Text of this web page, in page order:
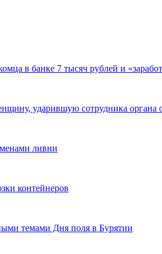
в банке 7 тысяч рублей и
ударившую сотрудника органа
ливни
контейнеров
темами Дня поля в Бурятии